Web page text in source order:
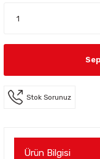
Stok Sorunuz
Ürün Bilgisi